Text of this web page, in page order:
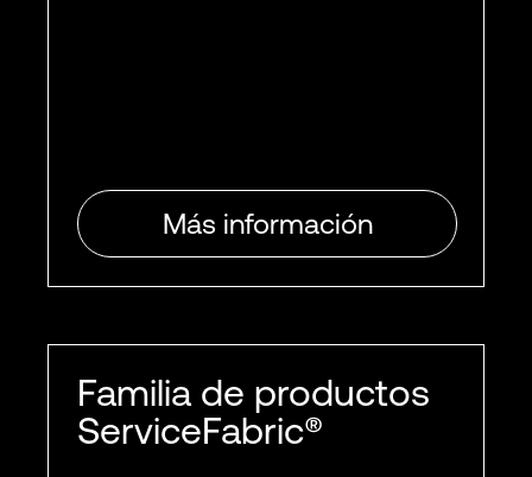
Más información
Familia de productos
ServiceFabric®